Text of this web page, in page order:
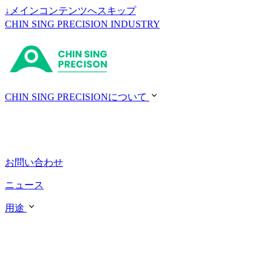
↓ メインコンテンツへスキップ
CHIN SING PRECISION INDUSTRY
CHIN SING PRECISIONについて
お問い合わせ
ニュース
用途